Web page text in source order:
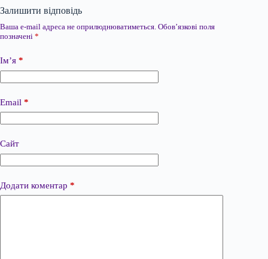
Залишити відповідь
Ваша e-mail адреса не оприлюднюватиметься. Обов’язкові поля
позначені *
Ім’я *
Email *
Сайт
Додати коментар *